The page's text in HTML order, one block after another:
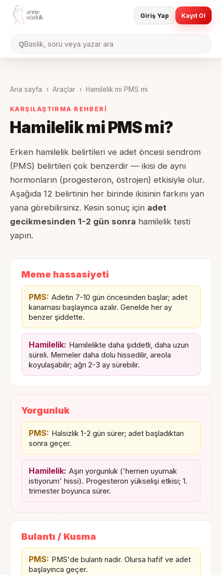
QBaslik, soru veya yazar ara
Giriş Yap Kayıt Ol
Ana sayfa › Araçlar › Hamilelik mi PMS mi
KARŞILAŞTIRMA REHBERİ
Hamilelik mi PMS mi?
Erken hamilelik belirtileri ve adet öncesi sendrom
(PMS) belirtileri çok benzerdir — ikisi de aynı
hormonların (progesteron, östrojen) etkisiyle olur.
Aşağıda 12 belirtinin her birinde ikisinin farkını yan
yana görebilirsiniz. Kesin sonuç için adet
gecikmesinden 1-2 gün sonra hamilelik testi
yapın.
Meme hassasiyeti
PMS: Adetin 7-10 gün öncesinden başlar; adet
kanaması başlayınca azalır. Genelde her ay
benzer şiddette.
Hamilelik: Hamilelikte daha şiddetli, daha uzun
süreli. Memeler daha dolu hissedilir, areola
koyulaşabilir; ağrı 2-3 ay sürebilir.
Yorgunluk
PMS: Halsizlik 1-2 gün sürer; adet başladıktan
sonra geçer.
Hamilelik: Aşırı yorgunluk ('hemen uyumak
istiyorum' hissi). Progesteron yükselişi etkisi; 1.
trimester boyunca sürer.
Bulantı / Kusma
PMS: PMS'de bulantı nadir. Olursa hafif ve adet
başlayınca geçer.